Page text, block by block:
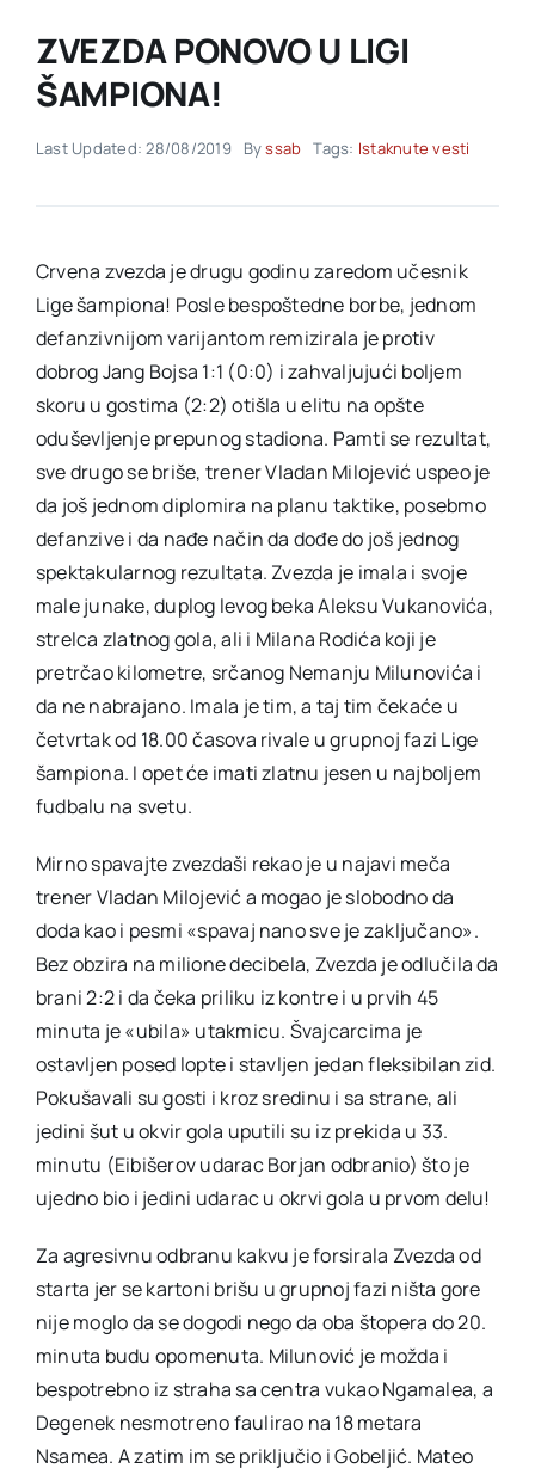
Akti SSAB
Kontakt
ZVEZDA PONOVO U LIGI
ŠAMPIONA!
Last Updated: 28/08/2019 Byssab Tags: Istaknute vesti
Crvena zvezda je drugu godinu zaredom učesnik
Lige šampiona! Posle bespoštedne borbe, jednom
defanzivnijom varijantom remizirala je protiv
dobrog Jang Bojsa 1:1 (0:0) i zahvaljujući boljem
skoru u gostima (2:2) otišla u elitu na opšte
oduševljenje prepunog stadiona. Pamti se rezultat,
sve drugo se briše, trener Vladan Milojević uspeo je
da još jednom diplomira na planu taktike, posebmo
defanzive i da nađe način da dođe do još jednog
spektakularnog rezultata. Zvezda je imala i svoje
male junake, duplog levog beka Aleksu Vukanovića,
strelca zlatnog gola, ali i Milana Rodića koji je
pretrčao kilometre, srčanog Nemanju Milunovića i
da ne nabrajano. Imala je tim, a taj tim čekaće u
četvrtak od 18.00 časova rivale u grupnoj fazi Lige
šampiona. I opet će imati zlatnu jesen u najboljem
fudbalu na svetu.
Mirno spavajte zvezdaši rekao je u najavi meča
trener Vladan Milojević a mogao je slobodno da
doda kao i pesmi «spavaj nano sve je zaključano».
Bez obzira na milione decibela, Zvezda je odlučila da
brani 2:2 i da čeka priliku iz kontre i u prvih 45
minuta je «ubila» utakmicu. Švajcarcima je
ostavljen posed lopte i stavljen jedan fleksibilan zid.
Pokušavali su gosti i kroz sredinu i sa strane, ali
jedini šut u okvir gola uputili su iz prekida u 33.
minutu (Eibišerov udarac Borjan odbranio) što je
ujedno bio i jedini udarac u okrvi gola u prvom delu!
Za agresivnu odbranu kakvu je forsirala Zvezda od
starta jer se kartoni brišu u grupnoj fazi ništa gore
nije moglo da se dogodi nego da oba štopera do 20.
minuta budu opomenuta. Milunović je možda i
bespotrebno iz straha sa centra vukao Ngamalea, a
Degenek nesmotreno faulirao na 18 metara
Nsamea. A zatim im se priključio i Gobeljić. Mateo